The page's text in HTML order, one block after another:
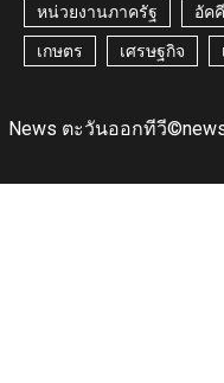
หน่วยงานภาครัฐ อัค
เกษตร เศรษฐกิจ
News ตะวันออกทีวี